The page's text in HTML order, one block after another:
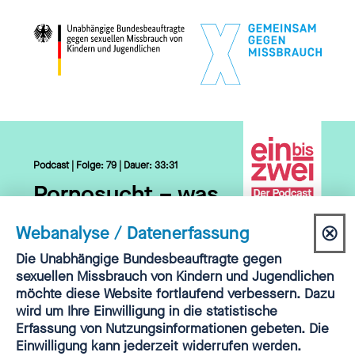
Podcast | Folge: 79 | Dauer: 33:31
Pornosucht – was
ist das, Charlotte
Markert ?
▷HIER REINHÖREN
Webanalyse / Datenerfassung ⊗
Einwilligung
Webanalyse
Die Unabhängige Bundesbeauftragte gegen
sexuellen Missbrauch von Kindern und Jugendlichen
möchte diese Website fortlaufend verbessern. Dazu
wird um Ihre Einwilligung in die statistische
Erfassung von Nutzungsinformationen gebeten. Die
Einwilligung kann jederzeit widerrufen werden.